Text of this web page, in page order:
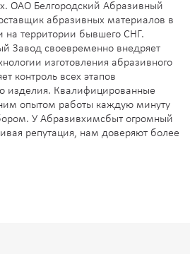
ОАО Белгородский Абразивный
абразивных материалов в
на территории бывшего СНГ.
Завод своевременно внедряет
изготовления абразивного
контроль всех этапов
изделия. Квалифицированные
опытом работы каждую минуту
У Абразивхимсбыт огромный
репутация, нам доверяют более